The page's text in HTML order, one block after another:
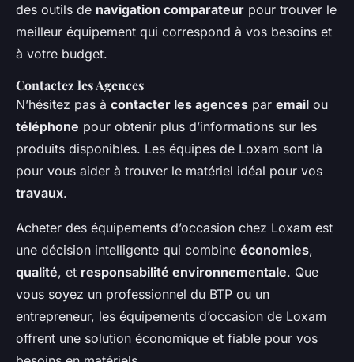
des outils de navigation comparateur pour trouver le
meilleur équipement qui correspond à vos besoins et
à votre budget.
Contactez les Agences
N’hésitez pas à contacter les agences par email ou
téléphone pour obtenir plus d’informations sur les
produits disponibles. Les équipes de Loxam sont là
pour vous aider à trouver le matériel idéal pour vos
travaux.
Acheter des équipements d’occasion chez Loxam est
une décision intelligente qui combine économies,
qualité, et responsabilité environnementale. Que
vous soyez un professionnel du BTP ou un
entrepreneur, les équipements d’occasion de Loxam
offrent une solution économique et fiable pour vos